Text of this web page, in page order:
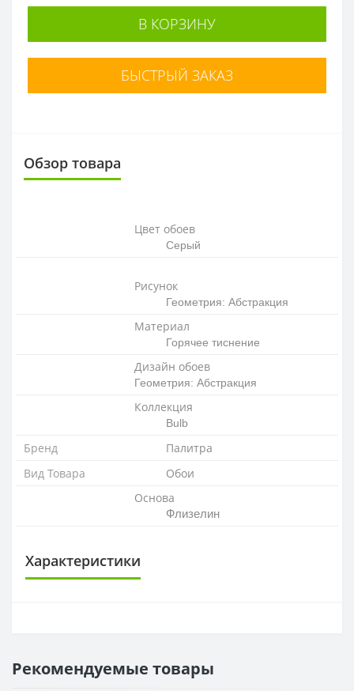
В КОРЗИНУ
БЫСТРЫЙ ЗАКАЗ
Обзор товара
Цвет обоев
Серый
Рисунок
Геометрия: Абстракция
Материал
Горячее тиснение
Дизайн обоев
Геометрия: Абстракция
Коллекция
Bulb
Бренд
Палитра
Вид Товара
Обои
Основа
Флизелин
Характеристики
РАППОРТ
Рекомендуемые товары